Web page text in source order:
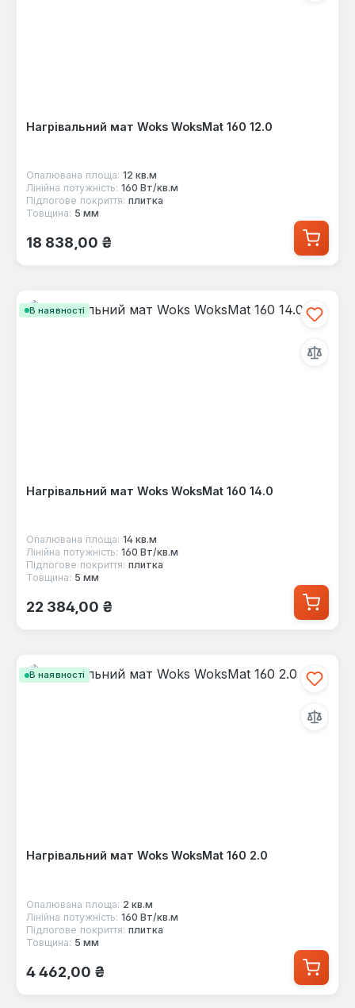
Нагрівальний мат Woks WoksMat 160 12.0
Опалювана площа: 12 кв.м
Лінійна потужність: 160 Вт/кв.м
Підлогове покриття: плитка
Товщина: 5 мм
Звичайна ціна:
18 838,00 ₴
В наявності
Нагрівальний мат Woks WoksMat 160 14.0
Опалювана площа: 14 кв.м
Лінійна потужність: 160 Вт/кв.м
Підлогове покриття: плитка
Товщина: 5 мм
Звичайна ціна:
22 384,00 ₴
В наявності
Нагрівальний мат Woks WoksMat 160 2.0
Опалювана площа: 2 кв.м
Лінійна потужність: 160 Вт/кв.м
Підлогове покриття: плитка
Товщина: 5 мм
Звичайна ціна:
4 462,00 ₴